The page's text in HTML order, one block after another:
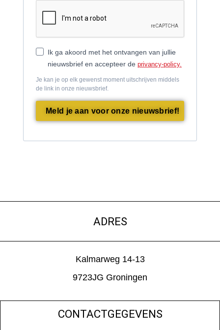
Ik ga akoord met het ontvangen van jullie
nieuwsbrief en accepteer de privancy-policy.
Je kan je op elk gewenst moment uitschrijven middels
de link in onze nieuwsbrief.
Meld je aan voor onze nieuwsbrief!
ADRES
Kalmarweg 14-13
9723JG Groningen
CONTACTGEGEVENS